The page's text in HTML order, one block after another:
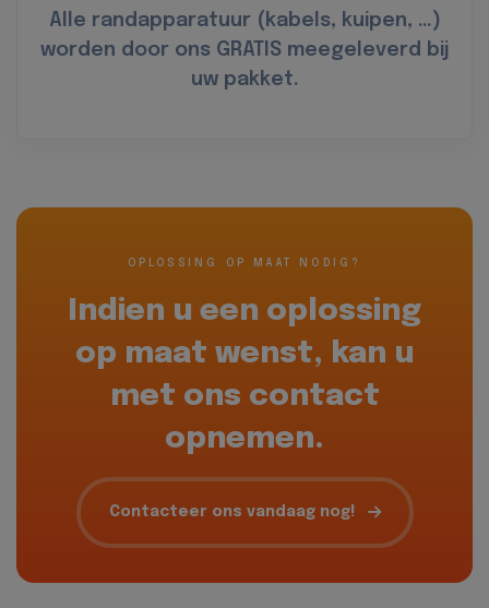
Alle randapparatuur (kabels, kuipen, …)
worden door ons GRATIS meegeleverd bij
uw pakket.
OPLOSSING OP MAAT NODIG?
Indien u een oplossing
op maat wenst, kan u
met ons contact
opnemen.
Contacteer ons vandaag nog!